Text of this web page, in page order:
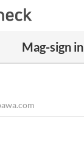
Mag-sign in